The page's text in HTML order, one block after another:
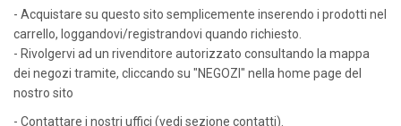
- Acquistare su questo sito semplicemente inserendo i prodotti nel
carrello, loggandovi/registrandovi quando richiesto.
- Rivolgervi ad un rivenditore autorizzato consultando la mappa
dei negozi tramite, cliccando su "NEGOZI" nella home page del
nostro sito
- Contattare i nostri uffici (vedi sezione contatti).